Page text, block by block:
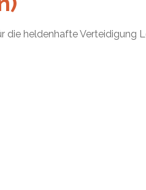
die heldenhafte Verteidigung